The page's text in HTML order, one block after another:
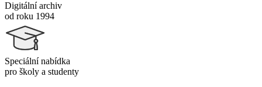
Digitální archiv
od roku 1994
Speciální nabídka
pro školy a studenty